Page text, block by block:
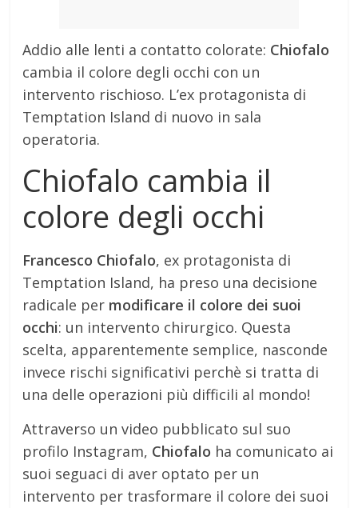
Addio alle lenti a contatto colorate: Chiofalo
cambia il colore degli occhi con un
intervento rischioso. L’ex protagonista di
Temptation Island di nuovo in sala
operatoria.
Chiofalo cambia il
colore degli occhi
Francesco Chiofalo, ex protagonista di
Temptation Island, ha preso una decisione
radicale per modificare il colore dei suoi
occhi: un intervento chirurgico. Questa
scelta, apparentemente semplice, nasconde
invece rischi significativi perchè si tratta di
una delle operazioni più difficili al mondo!
Attraverso un video pubblicato sul suo
profilo Instagram, Chiofalo ha comunicato ai
suoi seguaci di aver optato per un
intervento per trasformare il colore dei suoi